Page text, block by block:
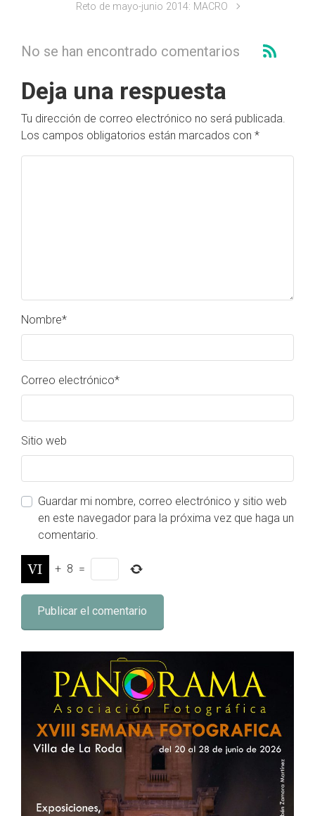
Reto de mayo-junio 2014: MACRO
No se han encontrado comentarios
Deja una respuesta
Tu dirección de correo electrónico no será publicada.
Los campos obligatorios están marcados con *
Nombre*
Correo electrónico*
Sitio web
Guardar mi nombre, correo electrónico y sitio web
en este navegador para la próxima vez que haga un
comentario.
+ 8 =